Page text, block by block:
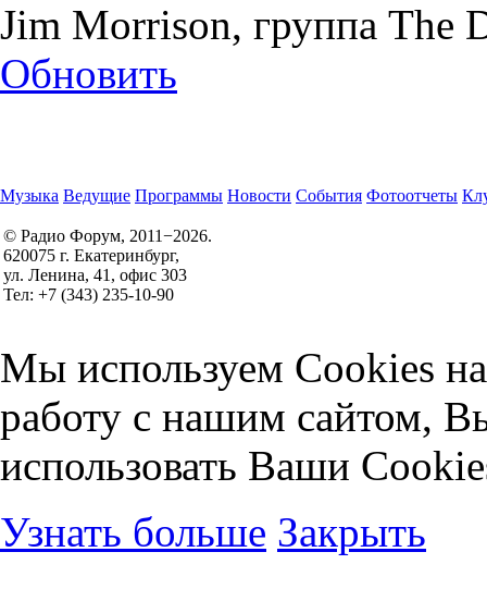
Jim Morrison, группа The
Обновить
Музыка Ведущие Программы Новости События Фотоотчеты
© Радио Форум, 2011−2026.
620075 г. Екатеринбург,
ул. Ленина, 41, офис 303
Тел: +7 (343) 235-10-90
Мы используем Cookies
работу с нашим сайтом,
использовать Ваши
Узнать больше Закрыть